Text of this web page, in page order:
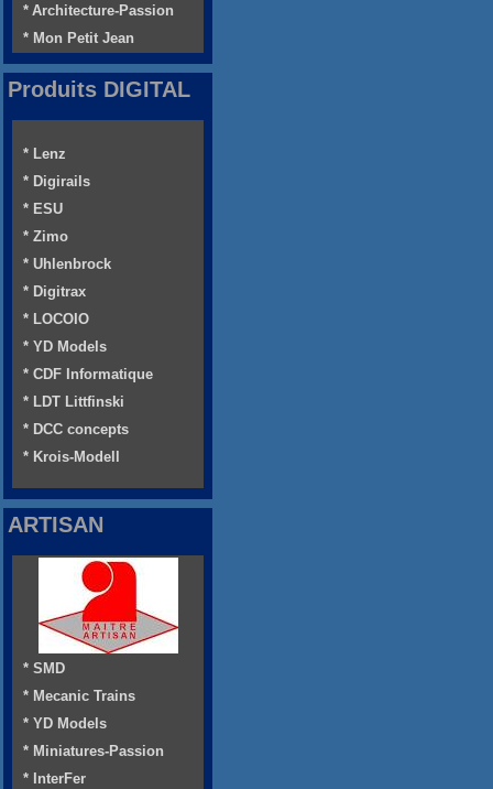
* Architecture-Passion
* Mon Petit Jean
Produits DIGITAL
* Lenz
* Digirails
* ESU
* Zimo
* Uhlenbrock
* Digitrax
* LOCOIO
* YD Models
* CDF Informatique
* LDT Littfinski
* DCC concepts
* Krois-Modell
ARTISAN
* SMD
* Mecanic Trains
* YD Models
* Miniatures-Passion
* InterFer